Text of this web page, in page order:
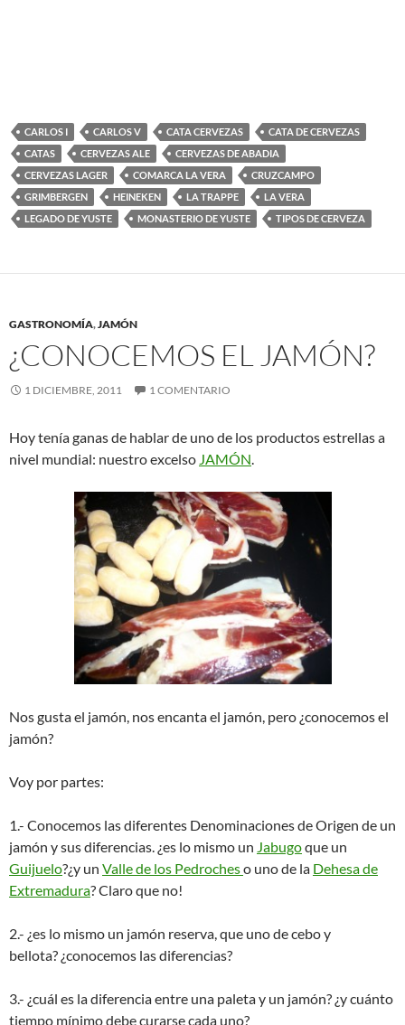
CARLOS I CARLOS V CATA CERVEZAS
CATA DE CERVEZAS
CATAS
CERVEZAS ALE
CERVEZAS DE ABADIA
CERVEZAS LAGER
COMARCA LA VERA
CRUZCAMPO
GRIMBERGEN
HEINEKEN LA TRAPPE
LA VERA
LEGADO DE YUSTE
MONASTERIO DE YUSTE TIPOS DE CERVEZA
GASTRONOMÍA,JAMÓN
¿CONOCEMOS EL JAMÓN?
1 DICIEMBRE, 2011 1 COMENTARIO
Hoy tenía ganas de hablar de uno de los productos estrellas a
nivel mundial: nuestro excelso JAMÓN
Nos gusta el jamón, nos encanta el jamón, pero ¿conocemos el
jamón?
Voy por partes:
1.- Conocemos las diferentes Denominaciones de Origen de un
jamón y sus diferencias. ¿es lo mismo un Jabugoque un
Guijuelo?¿y un Valle de los Pedrocheso uno de la Dehesa de
Extremadura? Claro que no!
2.- ¿es lo mismo un jamón reserva, que uno de cebo y
bellota? ¿conocemos las diferencias?
3.- ¿cuál es la diferencia entre una paleta y un jamón? ¿y cuánto
tiempo mínimo debe curarse cada uno?